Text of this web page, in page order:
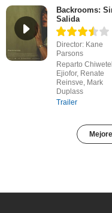
Backrooms:
Salida
Director: Kane
Parsons
Reparto Chiwetel
Ejiofor, Renate
Reinsve, Mark
Duplass
Trailer